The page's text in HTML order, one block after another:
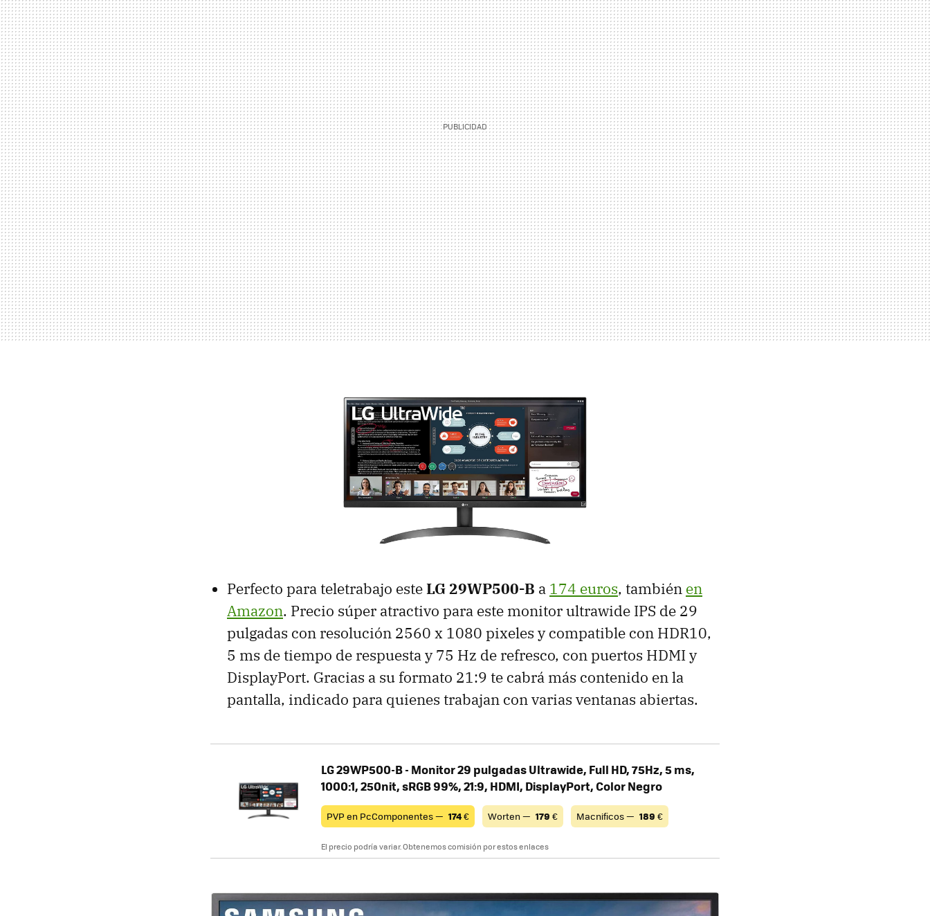
Perfecto para teletrabajo esteLG 29WP500-B a 174 euros, también en
Amazon. Precio súper atractivo para este monitor ultrawide IPS de 29
pulgadas con resolución 2560 x 1080 pixeles y compatible con HDR10,
5 ms de tiempo de respuesta y 75 Hz de refresco, con puertos HDMI y
DisplayPort. Gracias a su formato 21:9 te cabrá más contenido en la
pantalla, indicado para quienes trabajan con varias ventanas abiertas.
LG 29WP500-B - Monitor 29 pulgadas Ultrawide, Full HD, 75Hz, 5 ms,
1000:1, 250nit, sRGB 99%, 21:9, HDMI, DisplayPort, Color Negro
PVP en PcComponentes — 174€ Worten — 179 € Macnificos — 189 €
El precio podría variar. Obtenemos comisión por estos enlaces